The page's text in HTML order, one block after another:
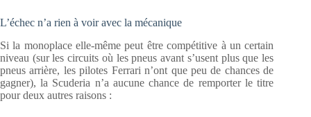
L’échec n’a rien à voir avec la mécanique
Si la monoplace elle-même peut être compétitive à un certain
niveau (sur les circuits où les pneus avant s’usent plus que les
pneus arrière, les pilotes Ferrari n’ont que peu de chances de
gagner), la Scuderia n’a aucune chance de remporter le titre
pour deux autres raisons :